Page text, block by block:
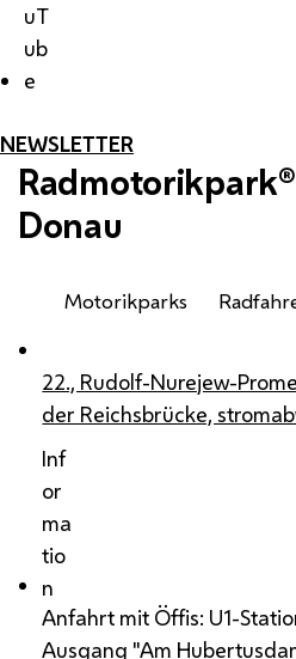
uT
ub
e
NEWSLETTER
Donau
Motorikparks
22., Rudolf-Nurejew-
der Reichsbrücke,
Inf
or
ma
tio
n
Anfahrt mit Öffis: U1-
Ausgang "Am